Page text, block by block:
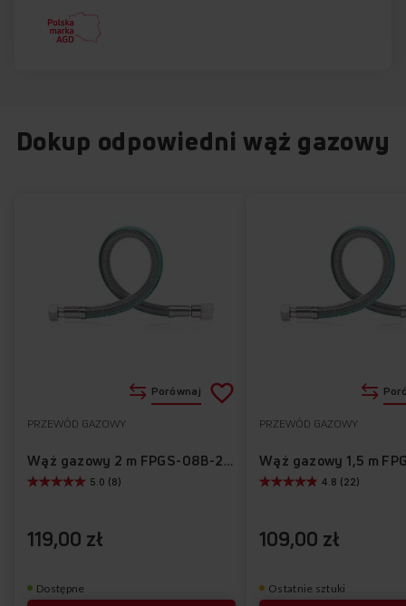
Dokup odpowiedni wąż gazowy
Dostępne
PRZEWÓD GAZOWY
Wąż gazowy 2 m FPGS-08B-200
5.0 (8)
119,00 zł
Porównaj Dodaj
listyulubionych
Ostatnie sztuki
PRZEWÓD GAZOWY
4.8 (22)
109,00 zł